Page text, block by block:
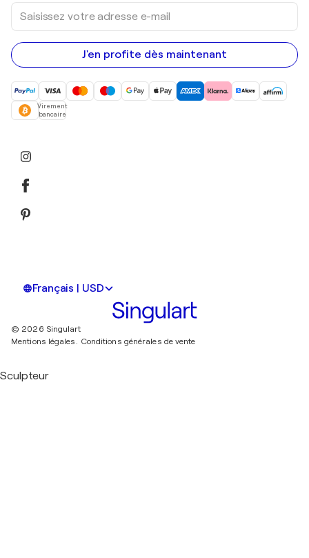
Saisissez
votre
adresse
e-
mail
J'en profite dès maintenant
Virement
bancaire
Français | USD
© 2026 Singulart
Mentions légales. Conditions générales de vente
Sculpteur